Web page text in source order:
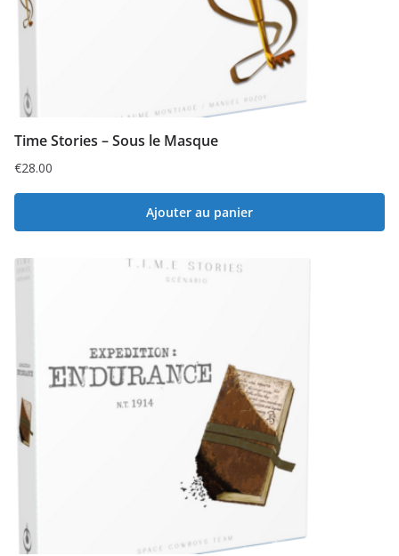
Time Stories – Sous le Masque
€28.00
Ajouter au panier